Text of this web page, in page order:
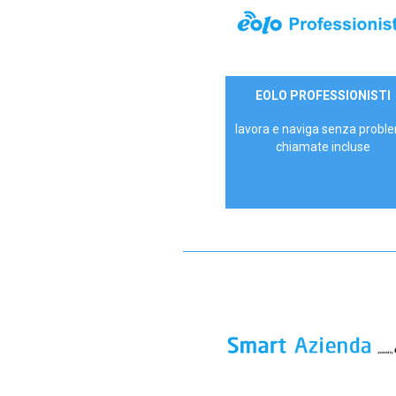
35,00 €/mese
EOLO PROFESSIONISTI
lavora e naviga senza
chiamate incluse